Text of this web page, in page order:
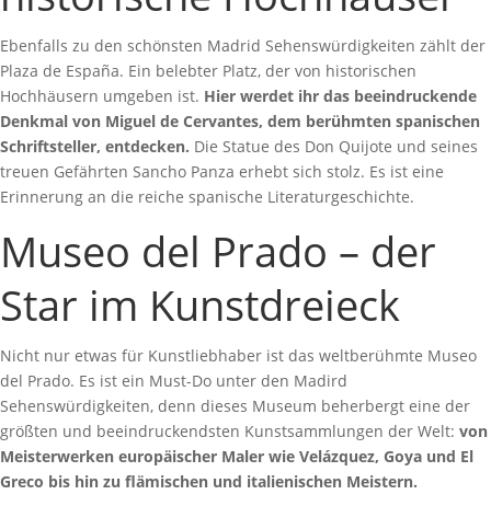
Ebenfalls zu den schönsten Madrid Sehenswürdigkeiten zählt der
Plaza de España. Ein belebter Platz, der von historischen
Hochhäusern umgeben ist. Hier werdet ihr das beeindruckende
Denkmal von Miguel de Cervantes, dem berühmten spanischen
Schriftsteller, entdecken. Die Statue des Don Quijote und seines
treuen Gefährten Sancho Panza erhebt sich stolz. Es ist eine
Erinnerung an die reiche spanische Literaturgeschichte.
Museo del Prado – der
Star im Kunstdreieck
Nicht nur etwas für Kunstliebhaber ist das weltberühmte Museo
del Prado. Es ist ein Must-Do unter den Madird
Sehenswürdigkeiten, denn dieses Museum beherbergt eine der
größten und beeindruckendsten Kunstsammlungen der Welt: von
Meisterwerken europäischer Maler wie Velázquez, Goya und El
Greco bis hin zu flämischen und italienischen Meistern.